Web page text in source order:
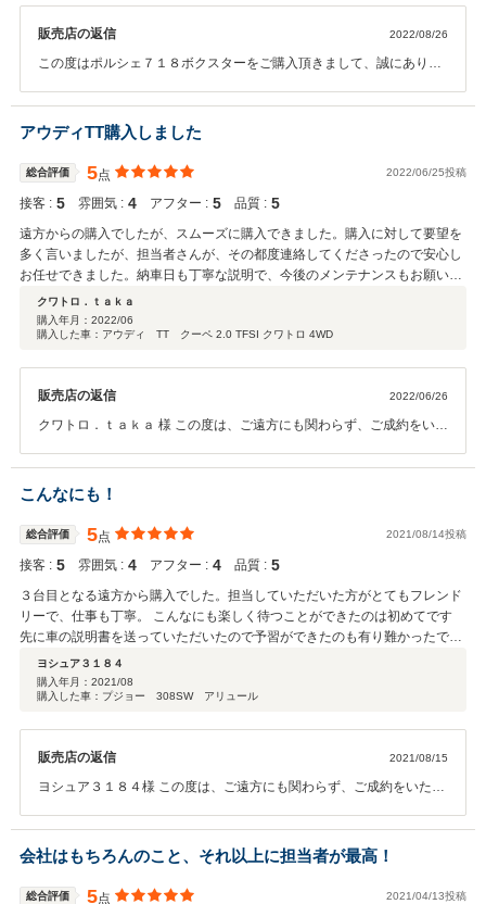
いました！
販売店の返信 2022/08/26
この度はポルシェ７１８ボクスターをご購入頂きまして、誠にありが
安なところもあったかと存じます。 沢山のお褒めのお言葉も頂きまし
て、大変嬉しい限りです。 人生のカーライフのお手伝いが少しでもお
手伝い出来ましたでしょうか。 お褒めのお言葉に奢らず、より一層精
進させて頂こうと思います。 今回、店頭でのお渡しとなり、遠いとこ
ろをご足労頂いた事、旧車のお話しやお仕事のお話しなど、少しのお
時間ではございましたが、大変楽しいお時間を過ごせた事を心より感
謝致します。 また、７１８ボクスターに限らず、お車の事でお困り事
などございましたら、お気軽にご相談、お申し付け下さい。 改めまし
て、ありがとうございました。
アウディTT購入しました
総合評価 5点 2022/06/25投稿
接客 : 5 雰囲気 : 4 アフター : 5 品質 : 5
遠方からの購入でしたが、スムーズに購入できました。購入に対して要望を
多く言いましたが、担当者さんが、その都度連絡してくださったので安心し
お任せできました。納車日も丁寧な説明で、今後のメンテナンスもお願いし
ようと思います。
クワトロ．ｔａｋａ
購入年月： 2022/06
購入した車：アウディ TT クーペ 2.0 TFSI クワトロ 4WD
販売店の返信 2022/06/26
クワトロ．ｔａｋａ 様 この度は、ご遠方にも関わらず、ご成約をいた
ましても高評価をいただき、誠にありがとうございます。 今後もメン
テナンスは勿論で御座いますが、別途所有のお車のメンテナンスにつ
いてもしっかりサポートさせて頂きます。 些細な事や気になることな
どあ御座いましたらいつでもご連絡下さいませ。 今後とも引き続き宜
しくお願い致します。
こんなにも！
総合評価 5点 2021/08/14投稿
接客 : 5 雰囲気 : 4 アフター : 4 品質 : 5
３台目となる遠方から購入でした。担当していただいた方がとてもフレンド
リーで、仕事も丁寧。 こんなにも楽しく待つことができたのは初めてです
先に車の説明書を送っていただいたので予習ができたのも有り難かったで
す。 車も大変気に入っております。（購入後間もないためアフターや実店舗
評価は未明です） サービスも良く、やはり商売は人だなと感じた次第です。
ありがとうございました！
ヨシュア３１８４
購入年月： 2021/08
購入した車：プジョー 308SW アリュール
販売店の返信 2021/08/15
ヨシュア３１８４様 この度は、ご遠方にも関わらず、ご成約をいただ
も高評価をいただき、私も大変嬉しく思っております。 この度は、ご
遠方との事も御座いますが、車検や点検時期が参りましたら、必ずご
連絡させていただきます。 尚、少しお早いお話となりますが、次車
(イタリア車)もヨシュア３１８４様の気に入っていただける1台をご提
会社はもちろんのこと、それ以上に担当者が最高！
総合評価 5点 2021/04/13投稿